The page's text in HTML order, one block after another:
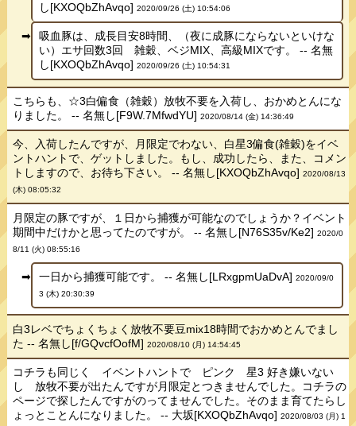
し[KXOQbZhAvqo] 2020/09/26 (土) 10:54:06
吸血豚は、成長目安8時間、（夜に成豚にならないといけな
い）エサ回数3回 雑穀、ベジMIX、高級MIXです。 -- 名無
し[KXOQbZhAvqo] 2020/09/26 (土) 10:54:31
こちらも、☆3白偏食（雑穀）放牧不要を入荷し、おかめとんにな
りました。 -- 名無し[F9W.7MfwdYU]2020/08/14 (金) 14:36:49
今、入荷したんですが、月限定でわない、白星3偏食(雑穀)をイベ
ントハントで、ゲットしました。もし、成功したら、また、コメン
トしますので、お待ち下さい。 -- 名無し[KXOQbZhAvqo]2020/08/13
(木) 08:05:32
月限定の豚ですが、１日から捕獲が可能なのでしょうか？イベント
期間中だけかと思ってたのですが。 -- 名無し[N76S35v/Ke2]2020/0
8/11 (火) 08:55:16
一日から捕獲可能です。 -- 名無し[LRxgpmUaDvA] 2020/09/0
3 (木) 20:30:39
白3レベでちょくちょく放牧不要豆mix18時間でおかめとんでまし
た -- 名無し[f/GQvcfOofM]2020/08/10 (月) 14:54:45
コチラも同じく イベントハントで ピンク 星3 好き嫌いない
し 放牧不要が出たんですが月限定とつきませんでした。コチラの
ページで探したんですがのってませんでした。そのまま育てたらし
ょっとことんになりました。 -- 大坂[KXOQbZhAvqo]2020/08/03 (月) 1